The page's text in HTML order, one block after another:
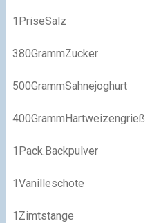
1PriseSalz
380GrammZucker
500GrammSahnejoghurt
400GrammHartweizengrieß
1Pack.Backpulver
1Vanilleschote
1Zimtstange